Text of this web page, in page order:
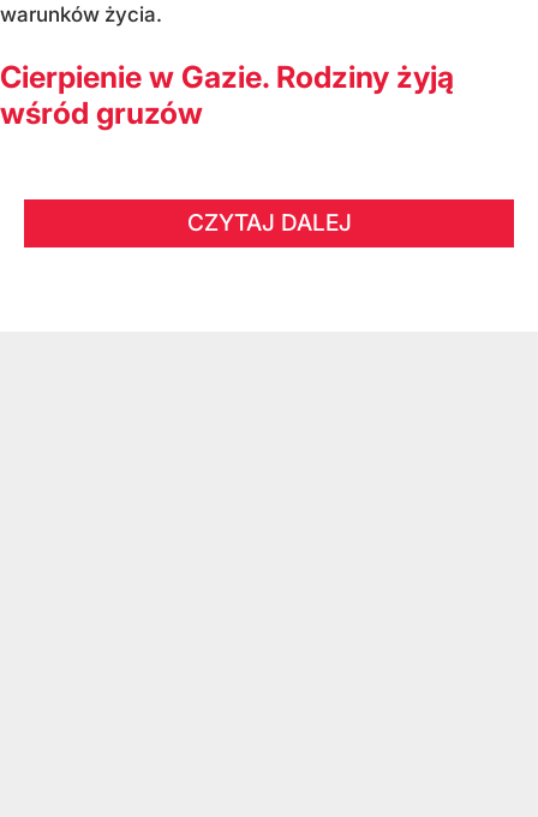
warunków życia.
Cierpienie w Gazie. Rodziny żyją
wśród gruzów
CZYTAJ DALEJ